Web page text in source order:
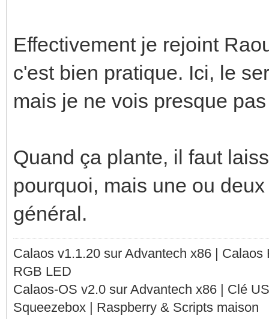
Effectivement je rejoint
c'est bien pratique. Ici, le
mais je ne vois presque
Quand ça plante, il faut
pourquoi, mais une ou
général.
Calaos v1.1.20 sur Advantech x86 |
RGB LED
Calaos-OS v2.0 sur Advantech x86 | Clé
Squeezebox | Raspberry & Scripts maison